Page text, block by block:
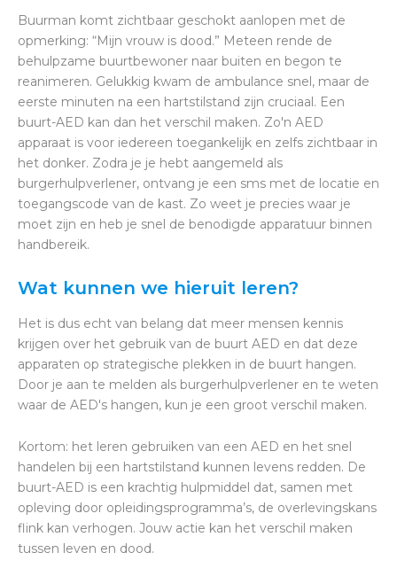
Buurman komt zichtbaar geschokt aanlopen met de
opmerking: “Mijn vrouw is dood.” Meteen rende de
behulpzame buurtbewoner naar buiten en begon te
reanimeren. Gelukkig kwam de ambulance snel, maar de
eerste minuten na een hartstilstand zijn cruciaal. Een
buurt-AED kan dan het verschil maken. Zo'n AED
apparaat is voor iedereen toegankelijk en zelfs zichtbaar in
het donker. Zodra je je hebt aangemeld als
burgerhulpverlener, ontvang je een sms met de locatie en
toegangscode van de kast. Zo weet je precies waar je
moet zijn en heb je snel de benodigde apparatuur binnen
handbereik.
Wat kunnen we hieruit leren?
Het is dus echt van belang dat meer mensen kennis
krijgen over het gebruik van de buurt AED en dat deze
apparaten op strategische plekken in de buurt hangen.
Door je aan te melden als burgerhulpverlener en te weten
waar de AED's hangen, kun je een groot verschil maken.
Kortom: het leren gebruiken van een AED en het snel
handelen bij een hartstilstand kunnen levens redden. De
buurt-AED is een krachtig hulpmiddel dat, samen met
opleving door opleidingsprogramma’s, de overlevingskans
flink kan verhogen. Jouw actie kan het verschil maken
tussen leven en dood.